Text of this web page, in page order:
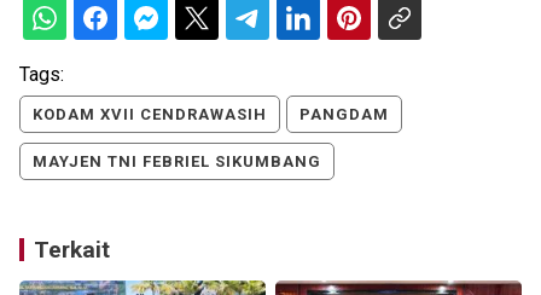
Tags:
KODAM XVII CENDRAWASIH PANGDAM
MAYJEN TNI FEBRIEL SIKUMBANG
Terkait